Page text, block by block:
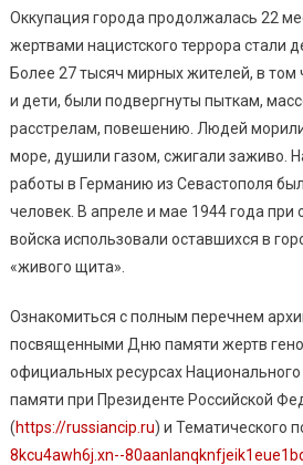
Оккупация города продолжалась 22
жертвами нацистского террора стали
Более 27 тысяч мирных жителей, в
и дети, были подвергнуты пыткам,
расстрелам, повешению. Людей
море, душили газом, сжигали заживо.
работы в Германию из Севастополя
человек. В апреле и мае 1944 года при
войска использовали оставшихся в
«живого щита».
Ознакомиться с полным перечнем
посвященными Дню памяти жертв
официальных ресурсах Национального
памяти при Президенте Российской
(https://russiancip.ru) и Тематического
8kcu4awh6j.xn--